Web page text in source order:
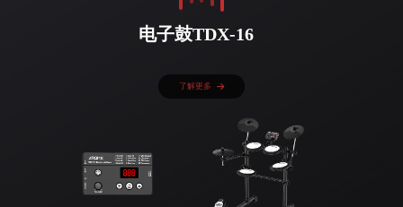
电子鼓TDX-16
了解更多